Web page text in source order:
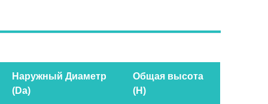
Наружный Диаметр
(Da)
Общая высота
(H)